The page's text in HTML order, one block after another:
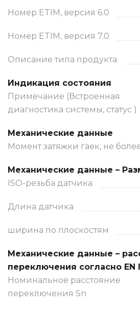
Номер ETIM, версия 6.0
Номер ETIM, версия 7.0
Описание типа продукта
Индикация состояния
Примечание (Встроенная
диагностика системы, статус )
Механические данные
Момент затяжки гаек, не
Механические данные –
ISO-резьба датчика
Длина датчика
ширина по плоскостям
Механические данные –
переключения согласно EN
Номинальное расстояние
переключения Sn